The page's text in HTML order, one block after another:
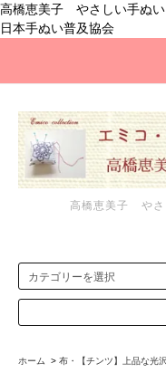
高橋恵美子 やさしい手ぬ
日本手ぬい普及協会
高橋恵美子 や
ホーム > 布・【チンツ】上品な光